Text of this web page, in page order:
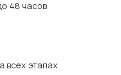
48 часов
всех этапах